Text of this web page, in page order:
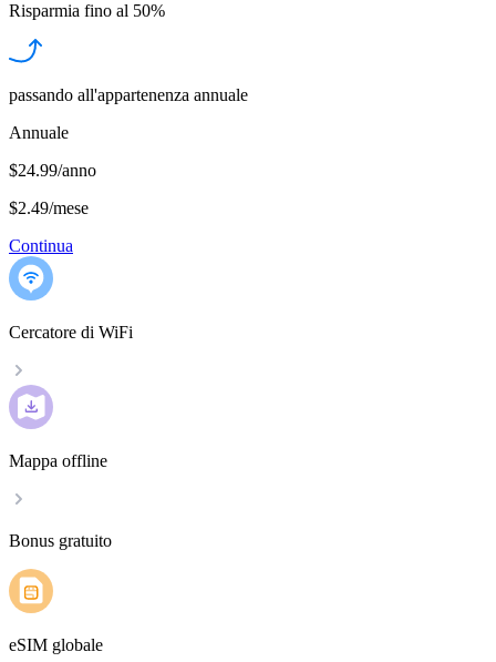
Risparmia fino al 50%
passando all'appartenenza annuale
Annuale
$24.99/anno
$2.49/mese
Continua
Cercatore di WiFi
Mappa offline
Bonus gratuito
eSIM globale